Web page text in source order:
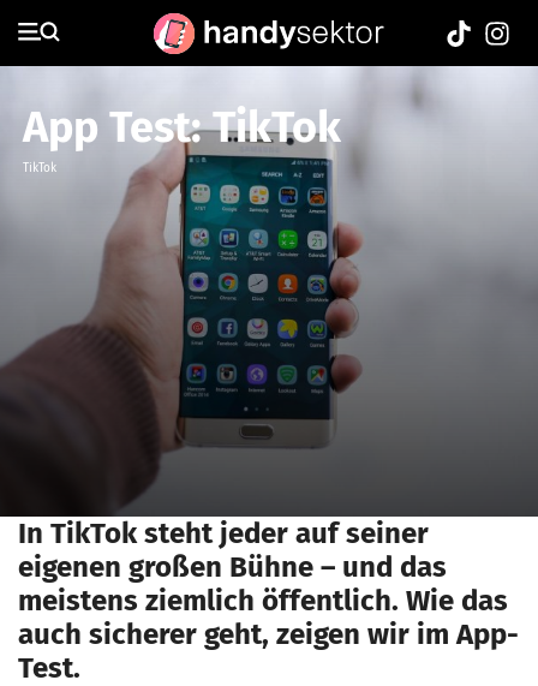
App Test: TikTok
TikTok
In TikTok steht jeder auf seiner
eigenen großen Bühne – und das
meistens ziemlich öffentlich. Wie das
auch sicherer geht, zeigen wir im App-
Test.